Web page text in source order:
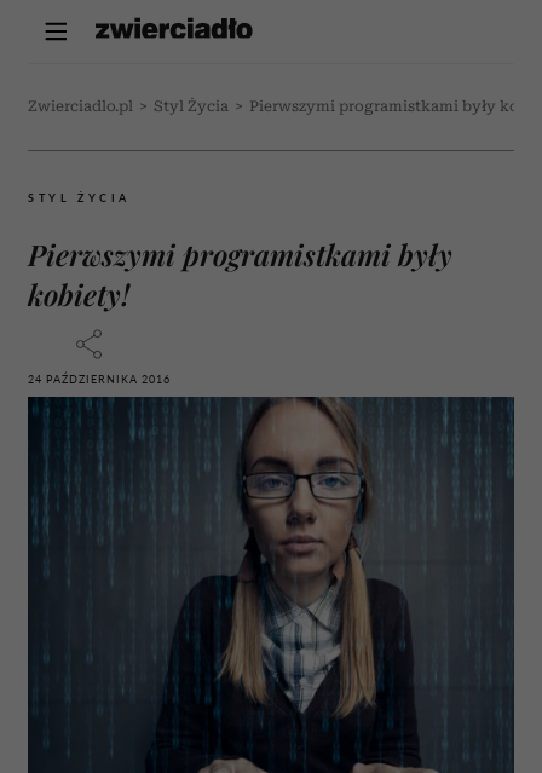
Zwierciadlo.pl > Styl Życia > Pierwszymi programistkami były
STYL ŻYCIA
Pierwszymi programistkami były
kobiety!
24 PAŹDZIERNIKA 2016